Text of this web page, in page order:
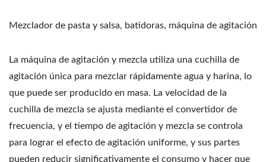
Mezclador de pasta y salsa, batidoras, máquina de agitación
La máquina de agitación y mezcla utiliza una cuchilla de
agitación única para mezclar rápidamente agua y harina, lo
que puede ser producido en masa. La velocidad de la
cuchilla de mezcla se ajusta mediante el convertidor de
frecuencia, y el tiempo de agitación y mezcla se controla
para lograr el efecto de agitación uniforme, y sus partes
pueden reducir significativamente el consumo y hacer que